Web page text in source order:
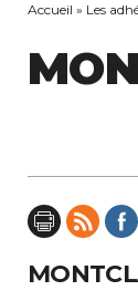
Accueil » Les